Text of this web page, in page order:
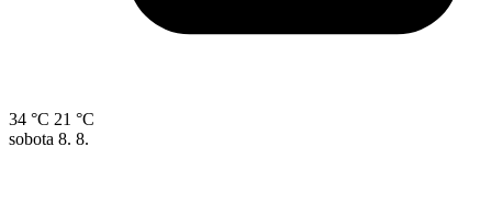
34 °C 21 °C
sobota 8. 8.